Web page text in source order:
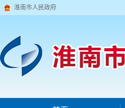
淮南市人民政府